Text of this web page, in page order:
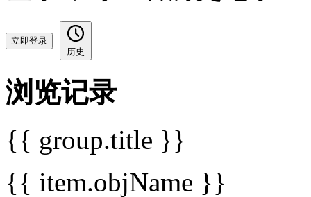
立即登录
历史
浏览记录
{{ group.title }}
{{ item.objName }}